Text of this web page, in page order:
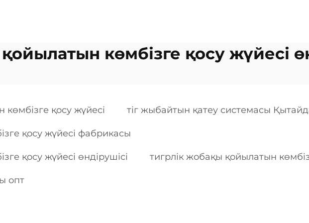
көмбізге қосу жүйесі
қосу жүйесі тіг жыбайтын қатеу системасы
қосу жүйесі фабрикасы
қосу жүйесі өндірушісі тигрлік жобақы қойылатын
опт